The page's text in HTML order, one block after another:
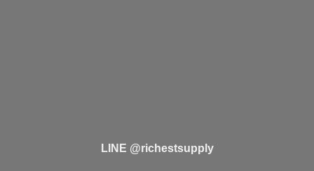
LINE @richestsupply